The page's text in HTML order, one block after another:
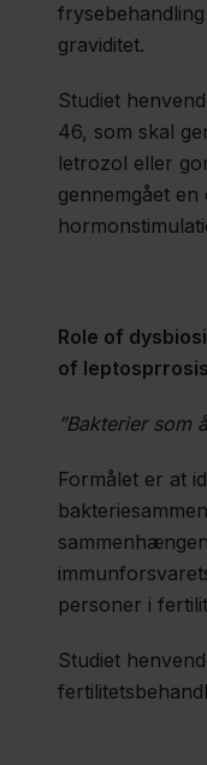
graviditet.
Studiet
46, som skal
letrozol eller
gennemgået en
Role of
of leptosprrosis
”Bakterier som
Formålet er at
personer i
Studiet